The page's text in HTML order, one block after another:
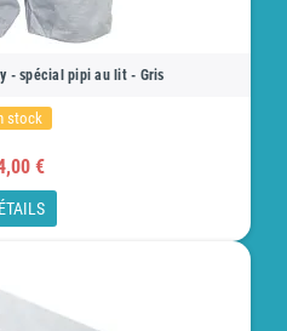
- spécial pipi au lit - Gris
stock
€